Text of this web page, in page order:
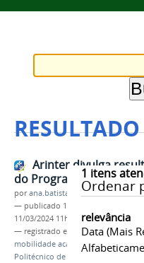
1 itens
Ordenar
relevância
Data (mais
Arinter divulga
do Programa
porana.batista
— publicado 11/08/2022
11/03/2024 11h44
— registrado em:
Programa
mobilidade acadêmica internacional
Politécnico de Bragança